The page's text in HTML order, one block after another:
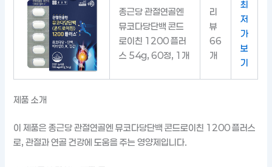
종근당 관절연골엔
뮤코다당단백 콘드
로이친 1200 플러
스 54g, 60정, 1개
리
뷰
66
개
최
저
가
보
기
제품 소개
이 제품은 종근당 관절연골엔 뮤코다당단백 콘드로이친 1200 플러스
로, 관절과 연골 건강에 도움을 주는 영양제입니다.